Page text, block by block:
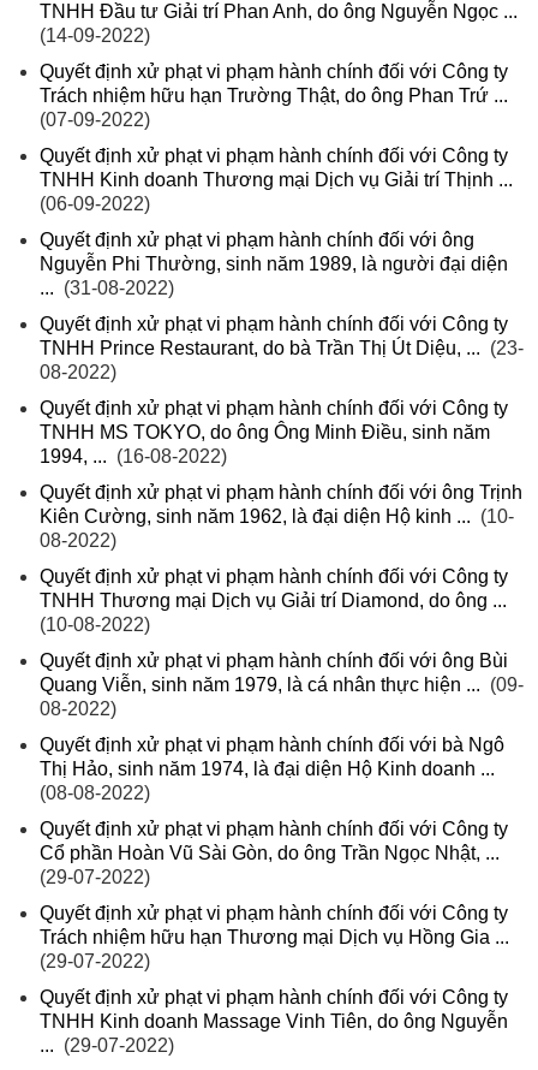
TNHH Đầu tư Giải trí Phan Anh, do ông Nguyễn Ngọc ...
(14-09-2022)
Quyết định xử phạt vi phạm hành chính đối với Công ty
Trách nhiệm hữu hạn Trường Thật, do ông Phan Trứ ...
(07-09-2022)
Quyết định xử phạt vi phạm hành chính đối với Công ty
TNHH Kinh doanh Thương mại Dịch vụ Giải trí Thịnh ...
(06-09-2022)
Quyết định xử phạt vi phạm hành chính đối với ông
Nguyễn Phi Thường, sinh năm 1989, là người đại diện
... (31-08-2022)
Quyết định xử phạt vi phạm hành chính đối với Công ty
TNHH Prince Restaurant, do bà Trần Thị Út Diệu, ... (23-
08-2022)
Quyết định xử phạt vi phạm hành chính đối với Công ty
TNHH MS TOKYO, do ông Ông Minh Điều, sinh năm
1994, ... (16-08-2022)
Quyết định xử phạt vi phạm hành chính đối với ông Trịnh
Kiên Cường, sinh năm 1962, là đại diện Hộ kinh ... (10-
08-2022)
Quyết định xử phạt vi phạm hành chính đối với Công ty
TNHH Thương mại Dịch vụ Giải trí Diamond, do ông ...
(10-08-2022)
Quyết định xử phạt vi phạm hành chính đối với ông Bùi
Quang Viễn, sinh năm 1979, là cá nhân thực hiện ... (09-
08-2022)
Quyết định xử phạt vi phạm hành chính đối với bà Ngô
Thị Hảo, sinh năm 1974, là đại diện Hộ Kinh doanh ...
(08-08-2022)
Quyết định xử phạt vi phạm hành chính đối với Công ty
Cổ phần Hoàn Vũ Sài Gòn, do ông Trần Ngọc Nhật, ...
(29-07-2022)
Quyết định xử phạt vi phạm hành chính đối với Công ty
Trách nhiệm hữu hạn Thương mại Dịch vụ Hồng Gia ...
(29-07-2022)
Quyết định xử phạt vi phạm hành chính đối với Công ty
TNHH Kinh doanh Massage Vinh Tiên, do ông Nguyễn
... (29-07-2022)